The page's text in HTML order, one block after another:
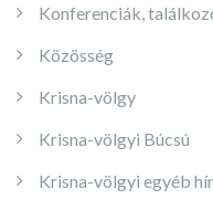
Konferenciák,
Közösség
Krisna-völgy
Krisna-völgyi Búcsú
Krisna-völgyi egyéb